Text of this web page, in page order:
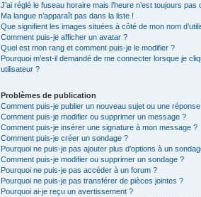
J’ai réglé le fuseau horaire mais l’heure n’est toujours pas
Ma langue n’apparaît pas dans la liste !
Que signifient les images situées à côté de mon nom
Comment puis-je afficher un avatar ?
Quel est mon rang et comment puis-je le modifier ?
Pourquoi m’est-il demandé de me connecter lorsque je
utilisateur ?
Problèmes de publication
Comment puis-je publier un nouveau sujet ou une
Comment puis-je modifier ou supprimer un message ?
Comment puis-je insérer une signature à mon message ?
Comment puis-je créer un sondage ?
Pourquoi ne puis-je pas ajouter plus d’options à un
Comment puis-je modifier ou supprimer un sondage ?
Pourquoi ne puis-je pas accéder à un forum ?
Pourquoi ne puis-je pas transférer de pièces jointes ?
Pourquoi ai-je reçu un avertissement ?